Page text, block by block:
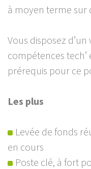
à moyen terme sur
Vous disposez
compétences
prérequis pour ce
Les plus
Levée de fonds
en cours
Poste clé, à fort